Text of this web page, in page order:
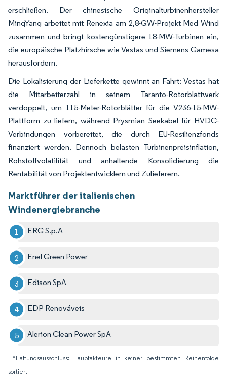
erschließen. Der chinesische Originalturbinenhersteller
MingYang arbeitet mit Renexia am 2,8-GW-Projekt Med Wind
zusammen und bringt kostengünstigere 18-MW-Turbinen ein,
die europäische Platzhirsche wie Vestas und Siemens Gamesa
herausfordern.
Die Lokalisierung der Lieferkette gewinnt an Fahrt: Vestas hat
die Mitarbeiterzahl in seinem Taranto-Rotorblattwerk
verdoppelt, um 115-Meter-Rotorblätter für die V236-15-MW-
Plattform zu liefern, während Prysmian Seekabel für HVDC-
Verbindungen vorbereitet, die durch EU-Resilienzfonds
finanziert werden. Dennoch belasten Turbinenpreisinflation,
Rohstoffvolatilität und anhaltende Konsolidierung die
Rentabilität von Projektentwicklern und Zulieferern.
Marktführer der italienischen
Windenergiebranche
ERG S.p.A
Enel Green Power
Edison SpA
EDP Renováveis
Alerion Clean Power SpA
*Haftungsausschluss: Hauptakteure in keiner bestimmten Reihenfolge
sortiert